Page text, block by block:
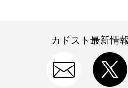
カドスト最新情